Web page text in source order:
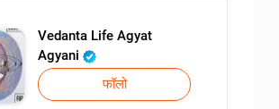
Vedanta Life Agyat
Agyani
फॉलो